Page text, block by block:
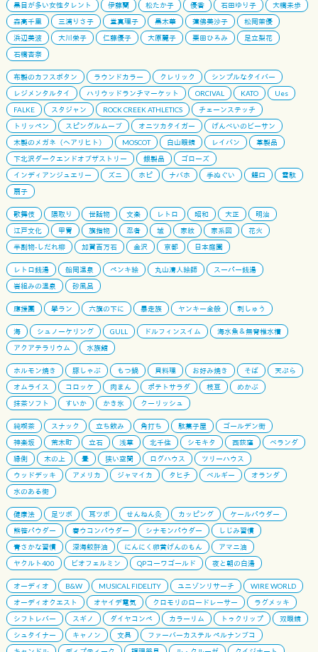
黒目が多い女性タレント 伊藤蘭 松たか子 優香 石田ゆり子
大橋未歩
森高千里
三浦りさ子 堂真理子 黒木華 蓮佛美沙子
松岡茉優
浜辺美波
大川栄子 仁藤優子 大原麗子 栗田ひろみ
足立梨花
石橋杏奈
布製のカフスボタン ラウンドカラー クレリック
シンプルなタイバー
レジメンタルタイ
ハリウッドランチマーケット ORCIVAL KATO
Ues
FALKE
スタジャン ROCK CREEK ATHLETICS
チェーンステッチ
トリッペン
スピングルムーブ オニツカタイガー
げんべいのビーサン
木製のメガネ（ヘアリヒト）
MOSCOT 白山眼鏡 レイバン
革製品
下北沢ダークエンドオブザストリー
銀製品
ゴローズ
インディアンジュエリー
ズニ ホピ ナバホ 手ぬぐい 鯉口
雪駄
扇子
歌舞伎 隈取り 世話物 文楽 レトロ 昭和 大正
明治
江戸文化
甲冑 旗指物 忍者 城 家紋 家系図
花火
半割物-しだれ柳
加賀百万石 金沢 京都 日本庭園
レトロ銭湯 船岡温泉 ペンキ絵 丸山清人絵師
スーパー銭湯
岩組みの温泉
砂風呂
應援團 學ラン 六旗の下に 暴走族 ヤンキー全般 刺しゅう
海 シュノーケリング GULL ドルフィンスイム
海水魚＆無脊椎水槽
アクアテラリウム
水族館
ホルモン焼き 豚しゃぶ もつ鍋 貝料理 お好み焼き そば
天ぷら
オムライス
コロッケ 肉まん ポテトサラダ 枝豆
めかぶ
抹茶ソフト
すいか かき氷 クーリッシュ
純喫茶 スナック 立ち飲み 角打ち 駄菓子屋
ゴールデン街
神楽坂
荒木町 立石 浅草 北千住 シモキタ 西荻窪
ベランダ
縁側
木の上 畳 狭い空間 ログハウス
ツリーハウス
ウッドデッキ
アメリカ ジャマイカ タヒチ ベルギー
オランダ
水のある街
健康法 足ツボ 耳ツボ せんねん灸 カッピング
ケールパウダー
熊笹パウダー
春ウコンパウダー シナモンパウダー
しじみ習慣
青さかな習慣
深海鮫肝油 にんにく卵黄げんのもん
アマニ油
ヤクルト400
ビオフェルミン QPコーワゴールド 夜と朝の白湯
オーディオ B&W MUSICAL FIDELITY ユニゾンリサーチ
WIRE WORLD
オーディオクエスト
オヤイデ電気 クロモリのロードレーサー
ラグメッキ
シフトレバー
スギノ ダイヤコンペ カラーリム トゥクリップ
双眼鏡
シュタイナー
キャノン 文具
ファーバーカステル ペルナンブコ